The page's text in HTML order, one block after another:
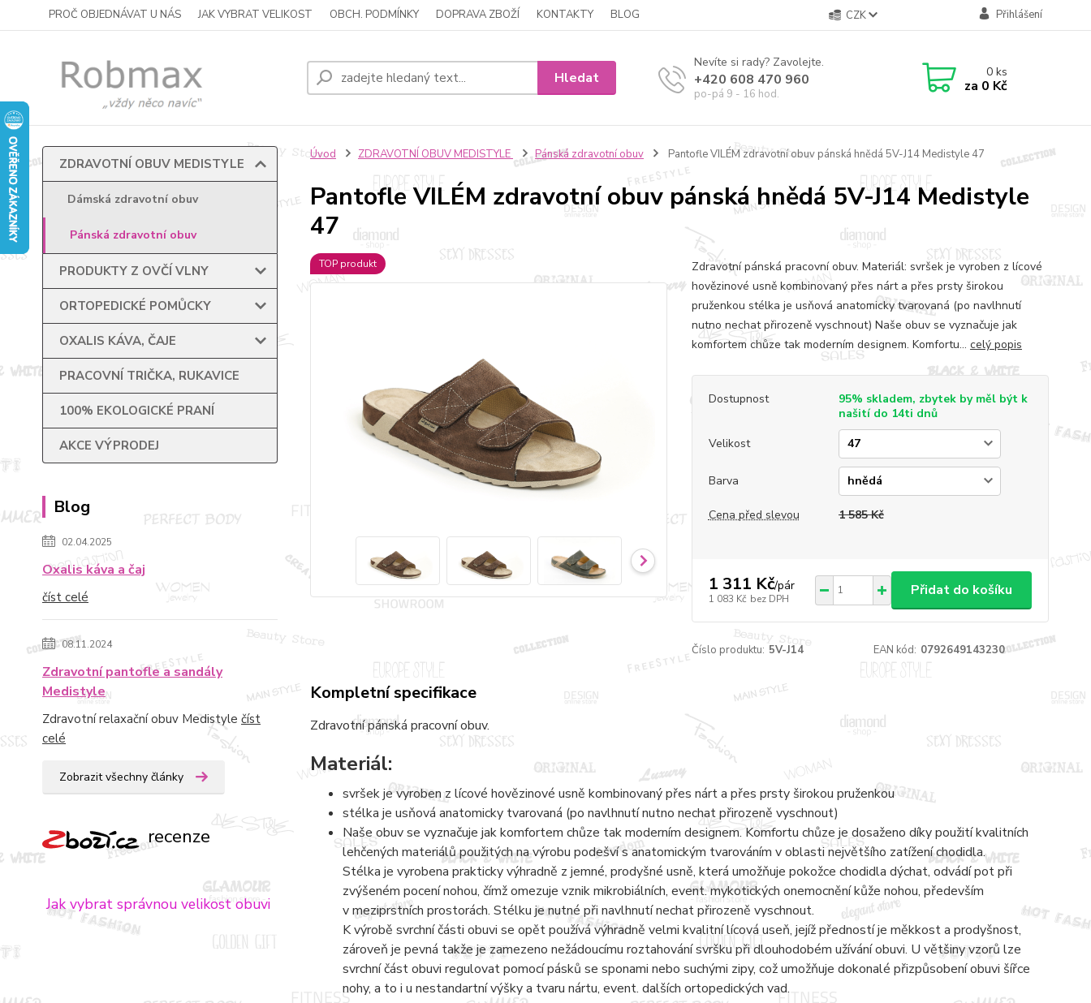
PROČ OBJEDNÁVAT U NÁS JAK VYBRAT VELIKOST OBCH. PODMÍNKY DOPRAVA ZBOŽÍ KONTAKTY BLOG CZK Přihlášení
Hledat
Nevíte si rady? Zavolejte.
+420 608 470 960
po-pá 9 - 16 hod.
0ks
za 0 Kč
ZDRAVOTNÍ OBUV MEDISTYLE
Dámská zdravotní obuv
Pánská zdravotní obuv
PRODUKTY Z OVČÍ VLNY
ORTOPEDICKÉ POMŮCKY
OXALIS KÁVA, ČAJE
PRACOVNÍ TRIČKA, RUKAVICE
100% EKOLOGICKÉ PRANÍ
AKCE VÝPRODEJ
Blog
02.04.2025
Oxalis káva a čaj
číst celé
08.11.2024
Zdravotní pantofle a sandály
Medistyle
Zdravotní relaxační obuv Medistyle číst
celé
Zobrazit všechny články
recenze
Jak vybrat správnou velikost obuvi
Úvod ZDRAVOTNÍ OBUV MEDISTYLE Pánská zdravotní obuv Pantofle VILÉM zdravotní obuv pánská hnědá 5V-J14 Medistyle 47
Pantofle VILÉM zdravotní obuv pánská hnědá 5V-J14 Medistyle
47
TOP produkt
Zdravotní pánská pracovní obuv. Materiál: svršek je vyroben z lícové
hovězinové usně kombinovaný přes nárt a přes prsty širokou
pruženkou stélka je usňová anatomicky tvarovaná (po navlhnutí
nutno nechat přirozeně vyschnout) Naše obuv se vyznačuje jak
komfortem chůze tak moderním designem. Komfortu... celý popis
Dostupnost
95% skladem, zbytek by měl být k
našití do 14ti dnů
Velikost
Barva
Cena před slevou 1 585 Kč
1 311 Kč/pár
1 083 Kč bez DPH
Přidat do košíku
Číslo produktu: 5V-J14 EAN kód: 0792649143230
Kompletní specifikace
Zdravotní pánská pracovní obuv.
Materiál:
svršek je vyroben z lícové hovězinové usně kombinovaný přes nárt a přes prsty širokou pruženkou
stélka je usňová anatomicky tvarovaná (po navlhnutí nutno nechat přirozeně vyschnout)
Naše obuv se vyznačuje jak komfortem chůze tak moderním designem. Komfortu chůze je dosaženo díky použití kvalitních
lehčených materiálů použitých na výrobu podešví s anatomickým tvarováním v oblasti největšího zatížení chodidla.
Stélka je vyrobena prakticky výhradně z jemné, prodyšné usně, která umožňuje pokožce chodidla dýchat, odvádí pot při
zvýšeném pocení nohou, čímž omezuje vznik mikrobiálních, event. mykotických onemocnění kůže nohou, především
v meziprstních prostorách. Stélku je nutné při navlhnutí nechat přirozeně vyschnout.
K výrobě svrchní části obuvi se opět používá výhradně velmi kvalitní lícová useň, jejíž předností je měkkost a prodyšnost,
zároveň je pevná takže je zamezeno nežádoucímu roztahování svršku při dlouhodobém užívání obuvi. U většiny vzorů lze
svrchní část obuvi regulovat pomocí pásků se sponami nebo suchými zipy, což umožňuje dokonalé přizpůsobení obuvi šířce
nohy, a to i u nestandartní výšky a tvaru nártu, event. dalších ortopedických vad.